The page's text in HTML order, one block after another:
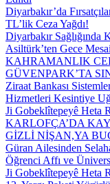
Diyarbakır’da
TL’lik Ceza Yağdı!
Diyarbakır
Asiltürk’ten Gece
KAHRAMANLIK
GÜVENPARK’TA
Ziraat Bankası
Hizmetleri Kesintiye
Ji Gobeklîtepeyê Heta
KARLOFÇA’DA
GİZLİ NİŞAN,YA
Güran Ailesinden
Öğrenci Affı ve
Ji Gobeklîtepeyê Heta